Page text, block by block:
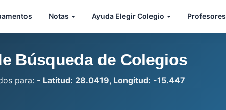
Notas Ayuda Elegir Colegio Profesores
Búsqueda de Colegios
para: - Latitud: 28.0419, Longitud: -15.447